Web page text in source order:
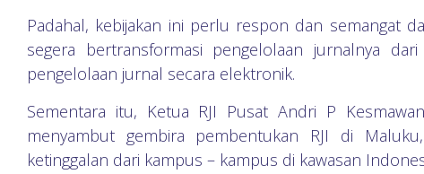
Padahal, kebijakan ini perlu respon dan semangat
segera bertransformasi pengelolaan jurnalnya
pengelolaan jurnal secara elektronik.
Sementara itu, Ketua RJI Pusat Andri P
menyambut gembira pembentukan RJI di
ketinggalan dari kampus – kampus di kawasan